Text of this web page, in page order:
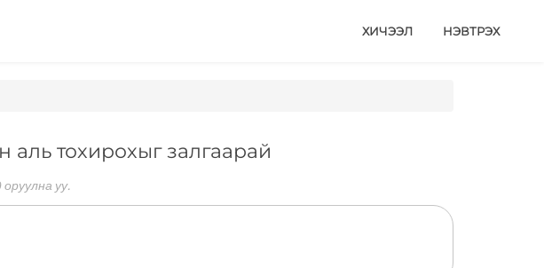
ХИЧЭЭЛ НЭВТРЭХ
аль тохирохыг залгаарай
уу.